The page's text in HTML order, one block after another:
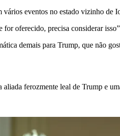
eventos no estado vizinho de
for oferecido, precisa considerar
demais para Trump, que não
ferozmente leal de Trump e